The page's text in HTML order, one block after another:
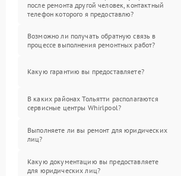
после ремонта другой человек, контактный
телефон которого я предоставлю?
Возможно ли получать обратную связь в
процессе выполнения ремонтных работ?
Какую гарантию вы предоставляете?
В каких районах Тольятти располагаются
сервисные центры Whirlpool?
Выполняете ли вы ремонт для юридических
лиц?
Какую документацию вы предоставляете
для юридических лиц?